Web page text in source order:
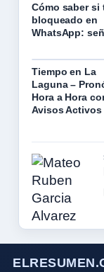
Cómo saber si
bloqueado en
WhatsApp:
Tiempo en La
Laguna –
Hora a Hora
Avisos Activos